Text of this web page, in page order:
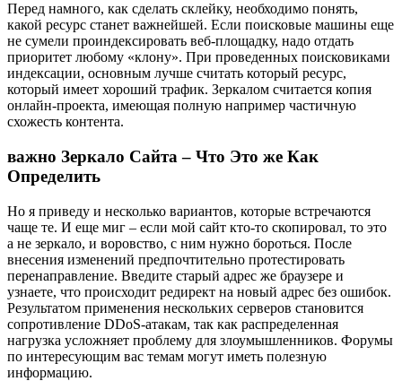
Перед намного, как сделать склейку, необходимо понять,
какой ресурс станет важнейшей. Если поисковые машины еще
не сумели проиндексировать веб-площадку, надо отдать
приоритет любому «клону». При проведенных поисковиками
индексации, основным лучше считать который ресурс,
который имеет хороший трафик. Зеркалом считается копия
онлайн-проекта, имеющая полную например частичную
схожесть контента.
важно Зеркало Сайта – Что Это же Как
Определить
Но я приведу и несколько вариантов, которые встречаются
чаще те. И еще миг – если мой сайт кто-то скопировал, то это
а не зеркало, и воровство, с ним нужно бороться. После
внесения изменений предпочтительно протестировать
перенаправление. Введите старый адрес же браузере и
узнаете, что происходит редирект на новый адрес без ошибок.
Результатом применения нескольких серверов становится
сопротивление DDoS-атакам, так как распределенная
нагрузка усложняет проблему для злоумышленников. Форумы
по интересующим вас темам могут иметь полезную
информацию.